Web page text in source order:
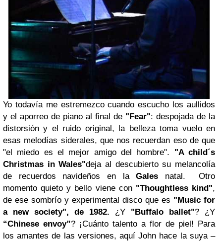
Yo todavía me estremezco cuando escucho los aullidos
y el aporreo de piano al final de "Fear": despojada de la
distorsión y el ruido original, la belleza toma vuelo en
esas melodías siderales, que nos recuerdan eso de que
"el miedo es el mejor amigo del hombre". "A child´s
Christmas in Wales"deja al descubierto su melancolía
de recuerdos navideños en laGales natal. Otro
momento quieto y bello viene con "Thoughtless kind",
de ese sombrío y experimental disco que es "Music for
a new society", de 1982. ¿Y "Buffalo ballet"? ¿Y
“Chinese envoy”? ¡Cuánto talento a flor de piel! Para
los amantes de las versiones, aquí John hace la suya –